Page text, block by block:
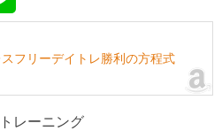
フリーデイトレ勝利の方程式
レーニング